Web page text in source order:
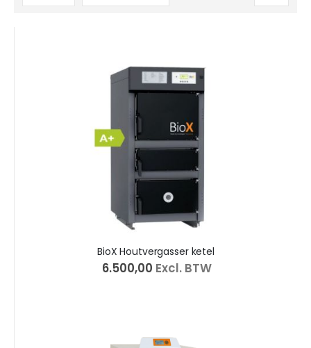
BioX Houtvergasser ketel
€ 6.500,00 Excl. BTW